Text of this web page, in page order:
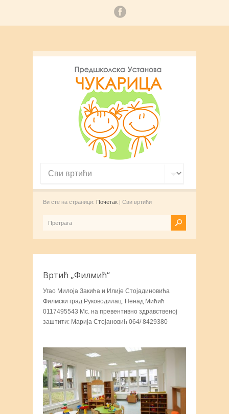
Ви сте на страници: Почетак | Сви вртићи
Вртић „Филмић“
Угао Милоја Закића и Илије Стојадиновића
Филмски град Руководилац: Ненад Мићић
0117495543 Мс. на превентивно здравственој
заштити: Mарија Стојановић 064/ 8429380